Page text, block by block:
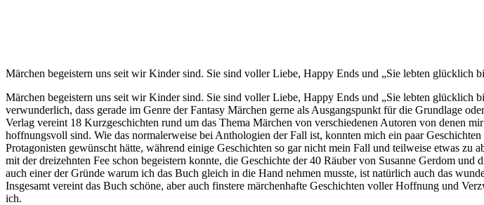
Märchen begeistern uns seit wir Kinder sind. Sie sind voller Liebe, Happy Ends und „Sie lebten glücklich
Märchen begeistern uns seit wir Kinder sind. Sie sind voller Liebe, Happy Ends und „Sie lebten glücklich
verwunderlich, dass gerade im Genre der Fantasy Märchen gerne als Ausgangspunkt für die Grundlage
Verlag vereint 18 Kurzgeschichten rund um das Thema Märchen von verschiedenen Autoren von denen
hoffnungsvoll sind. Wie das normalerweise bei Anthologien der Fall ist, konnten mich ein paar
Protagonisten gewünscht hätte, während einige Geschichten so gar nicht mein Fall und teilweise etwas
mit der dreizehnten Fee schon begeistern konnte, die Geschichte der 40 Räuber von Susanne Gerdom
auch einer der Gründe warum ich das Buch gleich in die Hand nehmen musste, ist natürlich auch das
Insgesamt vereint das Buch schöne, aber auch finstere märchenhafte Geschichten voller Hoffnung und
ich.